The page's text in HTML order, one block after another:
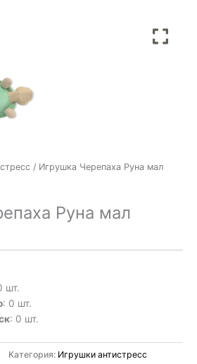
/ Игрушка Черепаха Руна мал
Руна мал
шт.
: 0 шт.
: 0 шт.
Категория: Игрушки антистресс